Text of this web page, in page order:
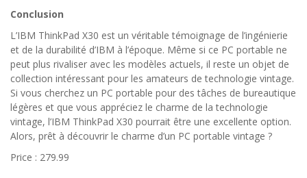
Conclusion
L’IBM ThinkPad X30 est un véritable témoignage de l’ingénierie
et de la durabilité d’IBM à l’époque. Même si ce PC portable ne
peut plus rivaliser avec les modèles actuels, il reste un objet de
collection intéressant pour les amateurs de technologie vintage.
Si vous cherchez un PC portable pour des tâches de bureautique
légères et que vous appréciez le charme de la technologie
vintage, l’IBM ThinkPad X30 pourrait être une excellente option.
Alors, prêt à découvrir le charme d’un PC portable vintage ?
Price : 279.99